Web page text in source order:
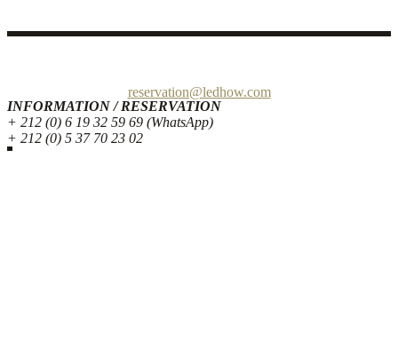
reservation@ledhow.com
INFORMATION / RESERVATION
+ 212 (0) 6 19 32 59 69 (WhatsApp)
+ 212 (0) 5 37 70 23 02